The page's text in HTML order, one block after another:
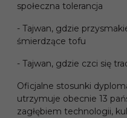
społeczna tolerancja
- Tajwan, gdzie
śmierdzące tofu
- Tajwan, gdzie czci się
Oficjalne stosunki
utrzymuje obecnie 13
zagłębiem technologii,